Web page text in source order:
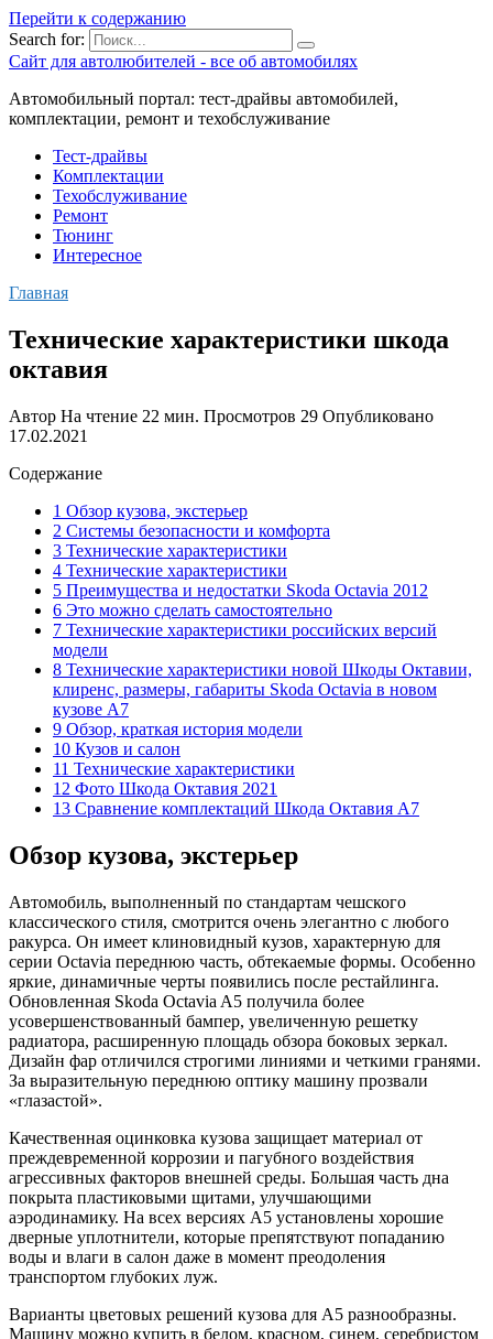
Перейти к содержанию
Search for:
Сайт для автолюбителей - все об автомобилях
Автомобильный портал: тест-драйвы автомобилей,
комплектации, ремонт и техобслуживание
Тест-драйвы
Комплектации
Техобслуживание
Ремонт
Тюнинг
Интересное
Главная
Технические характеристики шкода
октавия
Автор На чтение 22 мин. Просмотров 29 Опубликовано
17.02.2021
Содержание
1 Обзор кузова, экстерьер
2 Системы безопасности и комфорта
3 Технические характеристики
4 Технические характеристики
5 Преимущества и недостатки Skoda Octavia 2012
6 Это можно сделать самостоятельно
7 Технические характеристики российских версий
модели
8 Технические характеристики новой Шкоды Октавии,
клиренс, размеры, габариты Skoda Octavia в новом
кузове A7
9 Обзор, краткая история модели
10 Кузов и салон
11 Технические характеристики
12 Фото Шкода Октавия 2021
13 Сравнение комплектаций Шкода Октавия А7
Обзор кузова, экстерьер
Автомобиль, выполненный по стандартам чешского
классического стиля, смотрится очень элегантно с любого
ракурса. Он имеет клиновидный кузов, характерную для
серии Octavia переднюю часть, обтекаемые формы. Особенно
яркие, динамичные черты появились после рестайлинга.
Обновленная Skoda Octavia A5 получила более
усовершенствованный бампер, увеличенную решетку
радиатора, расширенную площадь обзора боковых зеркал.
Дизайн фар отличился строгими линиями и четкими гранями.
За выразительную переднюю оптику машину прозвали
«глазастой».
Качественная оцинковка кузова защищает материал от
преждевременной коррозии и пагубного воздействия
агрессивных факторов внешней среды. Большая часть дна
покрыта пластиковыми щитами, улучшающими
аэродинамику. На всех версиях A5 установлены хорошие
дверные уплотнители, которые препятствуют попаданию
воды и влаги в салон даже в момент преодоления
транспортом глубоких луж.
Варианты цветовых решений кузова для А5 разнообразны.
Машину можно купить в белом, красном, синем, серебристом